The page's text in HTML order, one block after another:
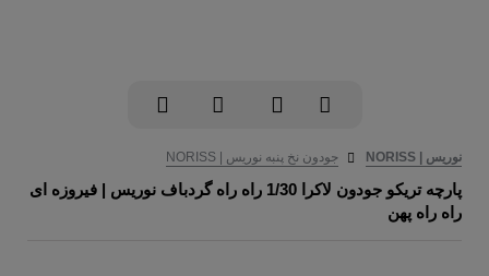
نوریس | NORISS جودون نخ پنبه نوریس | NORISS
پارچه تریکو جودون لاکرا 1/30 راه راه گردباف نوریس | فیروزه ای
راه راه پهن